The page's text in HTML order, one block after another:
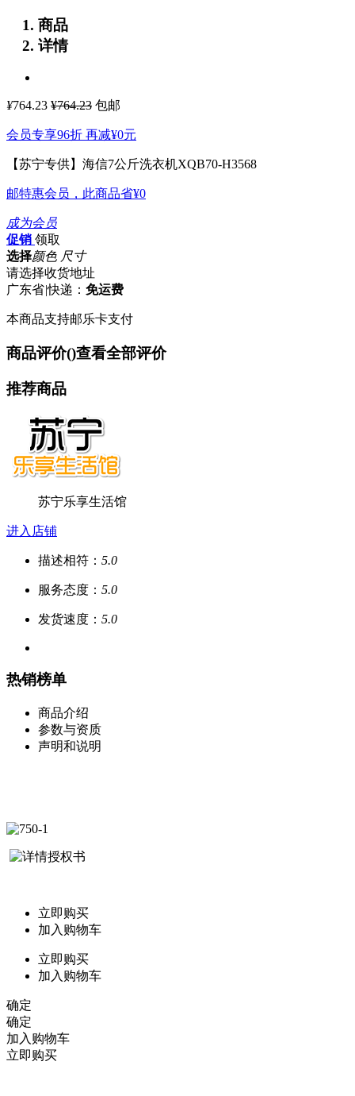
商品
详情
¥764.23 ¥764.23 包邮
会员专享96折 再减¥0元
【苏宁专供】海信7公斤洗衣机XQB70-H3568
邮特惠会员，此商品省¥0
成为会员
促销 领取
选择颜色 尺寸
请选择收货地址
广东省|快递： 免运费
本商品支持邮乐卡支付
商品评价()查看全部评价
推荐商品
苏宁乐享生活馆
进入店铺
描述相符： 5.0
服务态度： 5.0
发货速度： 5.0
热销榜单
商品介绍
参数与资质
声明和说明
立即购买
加入购物车
立即购买
加入购物车
确定
确定
加入购物车
立即购买